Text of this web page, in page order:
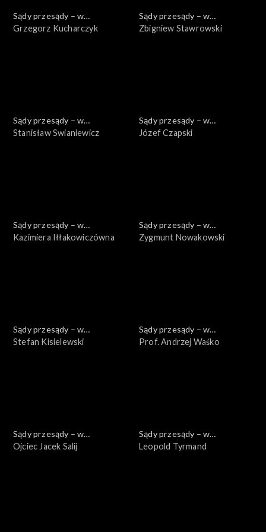
Sądy przesądy – w
powiększeniu
Grzegorz Kucharczyk
Sądy przesądy – w
powiększeniu
Zbigniew Stawrowski
Sądy przesądy – w
powiększeniu
Stanisław Swianiewicz
Sądy przesądy – w
powiększeniu
Józef Czapski
Sądy przesądy – w
powiększeniu
Kazimiera Iłłakowiczówna
Sądy przesądy – w
powiększeniu
Zygmunt Nowakowski
Sądy przesądy – w
powiększeniu
Stefan Kisielewski
Sądy przesądy – w
powiększeniu
Prof. Andrzej Waśko
Sądy przesądy – w
powiększeniu
Ojciec Jacek Salij
Sądy przesądy – w
powiększeniu
Leopold Tyrmand